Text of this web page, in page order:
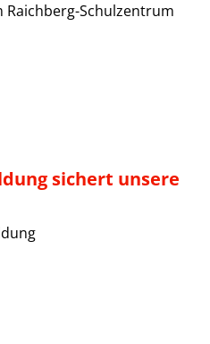
Schulzentrum
sichert unsere